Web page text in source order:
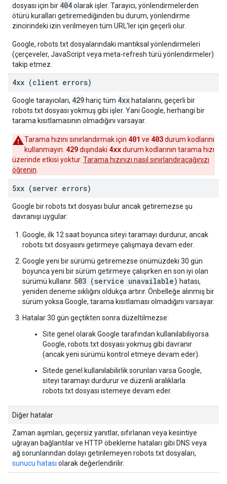
dosyası için bir 404olarak işler. Tarayıcı, yönlendirmelerden
ötürü kuralları getiremediğinden bu durum, yönlendirme
zincirindeki izin verilmeyen tüm URL'ler için geçerli olur.
Google, robots.txt dosyalarındaki mantıksal yönlendirmeleri
(çerçeveler, JavaScript veya meta-refresh türü yönlendirmeler)
takip etmez.
4xx (client errors)
Google tarayıcıları, 429 hariç tüm 4xx hatalarını, geçerli bir
robots.txt dosyası yokmuş gibi işler. Yani Google, herhangi bir
tarama kısıtlamasının olmadığını varsayar.
Tarama hızını sınırlandırmak için 401 ve 403durum kodlarını
kullanmayın. 429dışındaki 4xxdurum kodlarının tarama hızı
üzerinde etkisi yoktur. Tarama hızınızı nasıl sınırlandıracağınızı
öğrenin
5xx (server errors)
Google bir robots.txt dosyası bulur ancak getiremezse şu
davranışı uygular:
Google, ilk 12 saat boyunca siteyi taramayı durdurur, ancak
robots.txt dosyasını getirmeye çalışmaya devam eder.
Google yeni bir sürümü getiremezse önümüzdeki 30 gün
boyunca yeni bir sürüm getirmeye çalışırken en son iyi olan
sürümü kullanır. 503 (service unavailable) hatası,
yeniden deneme sıklığını oldukça artırır. Önbelleğe alınmış bir
sürüm yoksa Google, tarama kısıtlaması olmadığını varsayar.
Hatalar 30 gün geçtikten sonra düzeltilmezse:
Site genel olarak Google tarafından kullanılabiliyorsa
Google, robots.txt dosyası yokmuş gibi davranır
(ancak yeni sürümü kontrol etmeye devam eder).
Sitede genel kullanılabilirlik sorunları varsa Google,
siteyi taramayı durdurur ve düzenli aralıklarla
robots.txt dosyası istemeye devam eder.
Diğer hatalar
Zaman aşımları, geçersiz yanıtlar, sıfırlanan veya kesintiye
uğrayan bağlantılar ve HTTP öbekleme hataları gibi DNS veya
ağ sorunlarından dolayı getirilemeyen robots.txt dosyaları,
sunucu hatası olarak değerlendirilir.